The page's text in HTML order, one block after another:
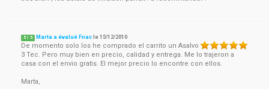
5 / 5 Marta a évalué Fnac le15/12/2010
De momento solo los he comprado el carrito un Asalvo
3 Tec. Pero muy bien en precio, calidad y entrega. Me lo trajeron a
casa con el envio gratis. El mejor precio lo encontre con ellos.
Marta,